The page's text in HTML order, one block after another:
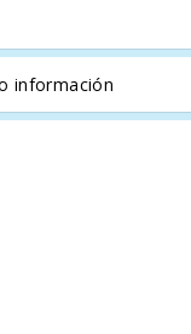
de
,
elcampo de golf
la villa. La zona
los acantiladosy